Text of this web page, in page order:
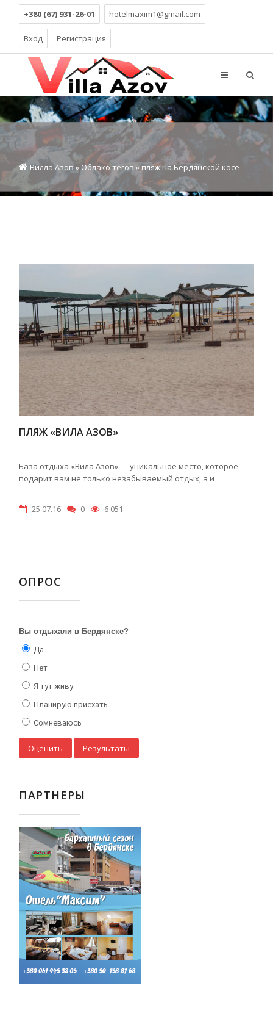
+380 (67) 931-26-01 hotelmaxim1@gmail.com
Вход Регистрация
Вилла Азов »Облако тегов » пляж на Бердянской косе
ПЛЯЖ «ВИЛА АЗОВ»
База отдыха «Вила Азов» — уникальное место, которое
подарит вам не только незабываемый отдых, а и
25.07.16 0 6 051
ОПРОС
Вы отдыхали в Бердянске?
Да
Нет
Я тут живу
Планирую приехать
Сомневаюсь
ПАРТНЕРЫ